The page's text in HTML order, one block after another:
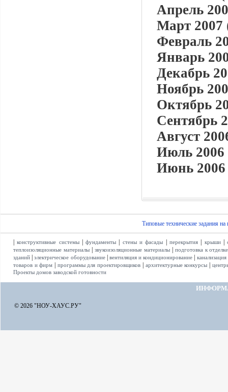
Апрель
Март 2007
Февраль
Январь
Декабрь
Ноябрь
Октябрь
Сентябрь
Август
Июль 2006
Июнь 2006
Типовые технические задания на
|конструктивные системы|фундаменты стены и фасады перекрытия| крыши|
теплоизоляционные материалы| звукоизоляционные материалы|
подготовка к отделке
зданий |электрическое оборудование| вентиляция и кондиционирование канализация
товаров и фирм программы для проектировщиков архитектурные конкурсы
Проекты домов заводской готовности
© 2026 "НОУ-ХАУС.РУ"